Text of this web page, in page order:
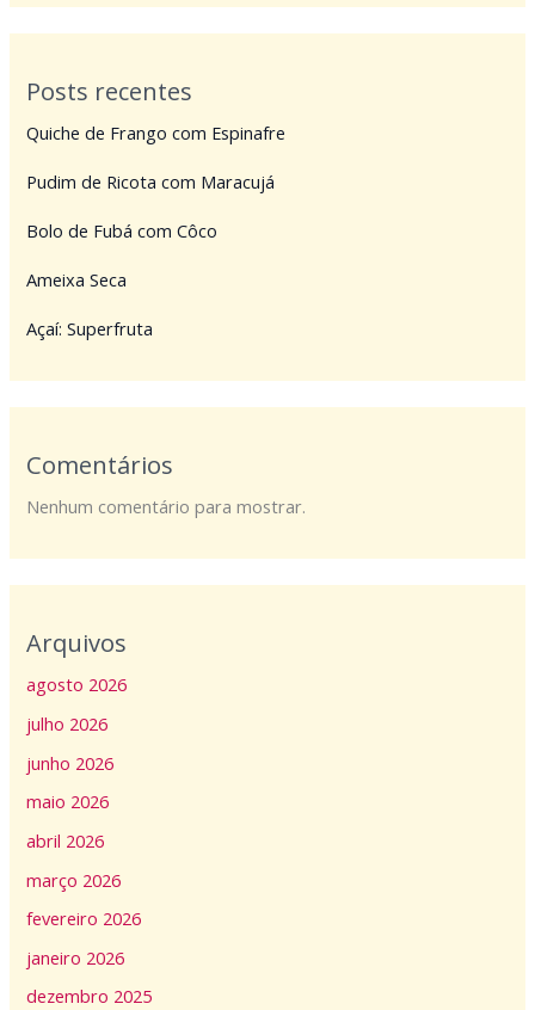
Posts recentes
Quiche de Frango com Espinafre
Pudim de Ricota com Maracujá
Bolo de Fubá com Côco
Ameixa Seca
Açaí: Superfruta
Comentários
Nenhum comentário para mostrar.
Arquivos
agosto 2026
julho 2026
junho 2026
maio 2026
abril 2026
março 2026
fevereiro 2026
janeiro 2026
dezembro 2025